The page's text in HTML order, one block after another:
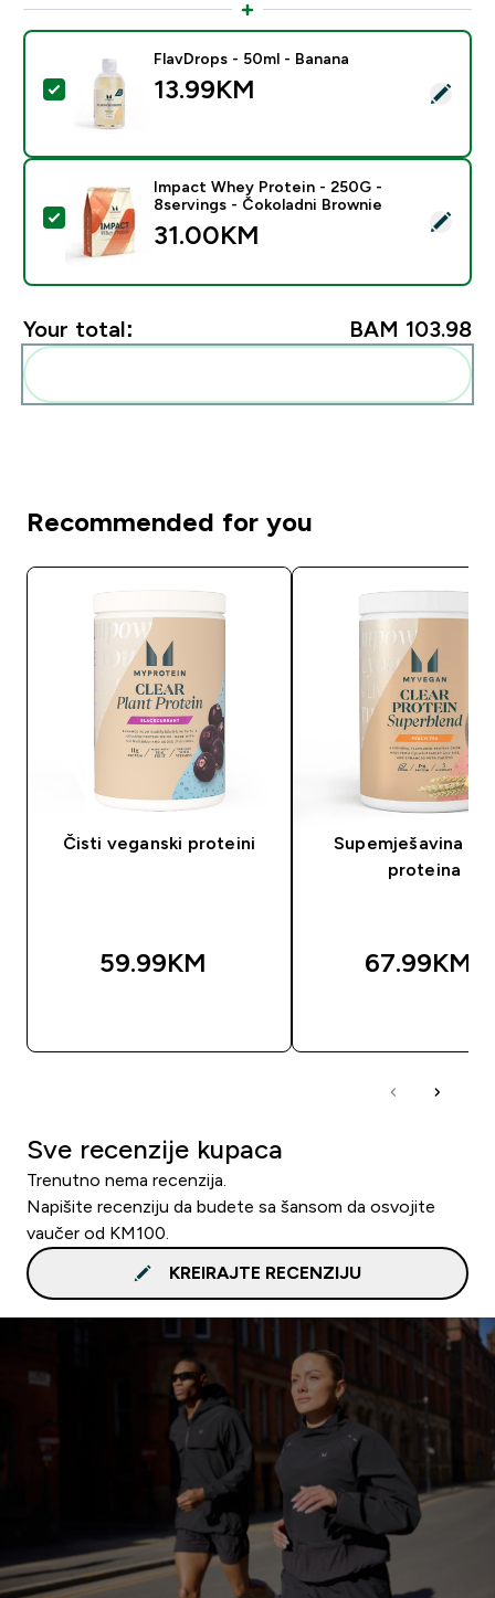
Select this product - FlavDrops - 50ml - Banana
FlavDrops - 50ml - Banana
13.99KM‎
Select this product - Impact Whey Protein - 250G -
Impact Whey Protein - 250G -
8servings - Čokoladni Brownie
31.00KM‎
Your total: BAM 103.98‎
Recommended for you
Čisti veganski proteini
59.99KM‎
Supemješavina
proteina
67.99KM‎
Sve recenzije kupaca
Trenutno nema recenzija.
Napišite recenziju da budete sa šansom da osvojite
vaučer od KM100.
KREIRAJTE RECENZIJU